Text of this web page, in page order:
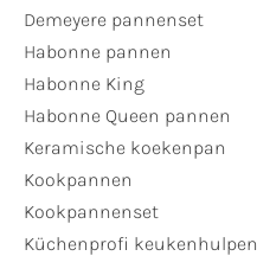
Demeyere pannenset
Habonne pannen
Habonne King
Habonne Queen pannen
Keramische koekenpan
Kookpannen
Kookpannenset
Küchenprofi keukenhulpen